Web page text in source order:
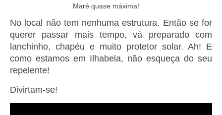
Maré quase máxima!
No local não tem nenhuma estrutura. Então se for
querer passar mais tempo, vá preparado com
lanchinho, chapéu e muito protetor solar. Ah! E
como estamos em Ilhabela, não esqueça do seu
repelente!
Divirtam-se!